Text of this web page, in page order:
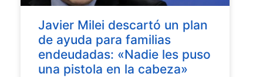
Javier Milei descartó un plan
de ayuda para familias
endeudadas: «Nadie les puso
una pistola en la cabeza»